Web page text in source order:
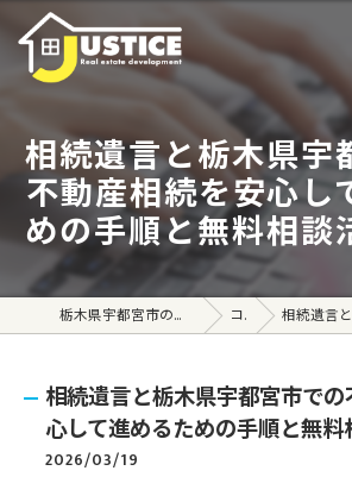
相続遺言と栃木県宇
不動産相続を安心し
めの手順と無料相談
栃木県宇都宮市の不動産売買なら株式会社ジャスティス コラム 相続遺言と栃木県宇都宮市
相続遺言と栃木県宇都宮市で
心して進めるための手順と無
2026/03/19